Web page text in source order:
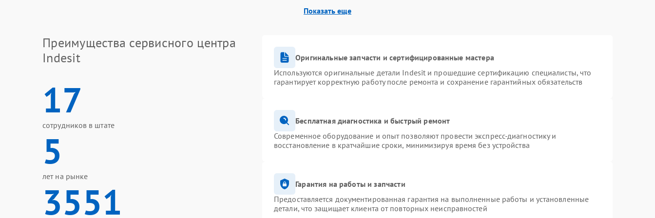
Показать еще
Преимущества сервисного центра
Indesit
17
сотрудников в штате
5
лет на рынке
3551
Оригинальные запчасти и сертифицированные мастера
Используются оригинальные детали Indesit и прошедшие сертификацию специалисты, что
гарантирует корректную работу после ремонта и сохранение гарантийных обязательств
Бесплатная диагностика и быстрый ремонт
Современное оборудование и опыт позволяют провести экспресс-диагностику и
восстановление в кратчайшие сроки, минимизируя время без устройства
Гарантия на работы и запчасти
Предоставляется документированная гарантия на выполненные работы и установленные
детали, что защищает клиента от повторных неисправностей